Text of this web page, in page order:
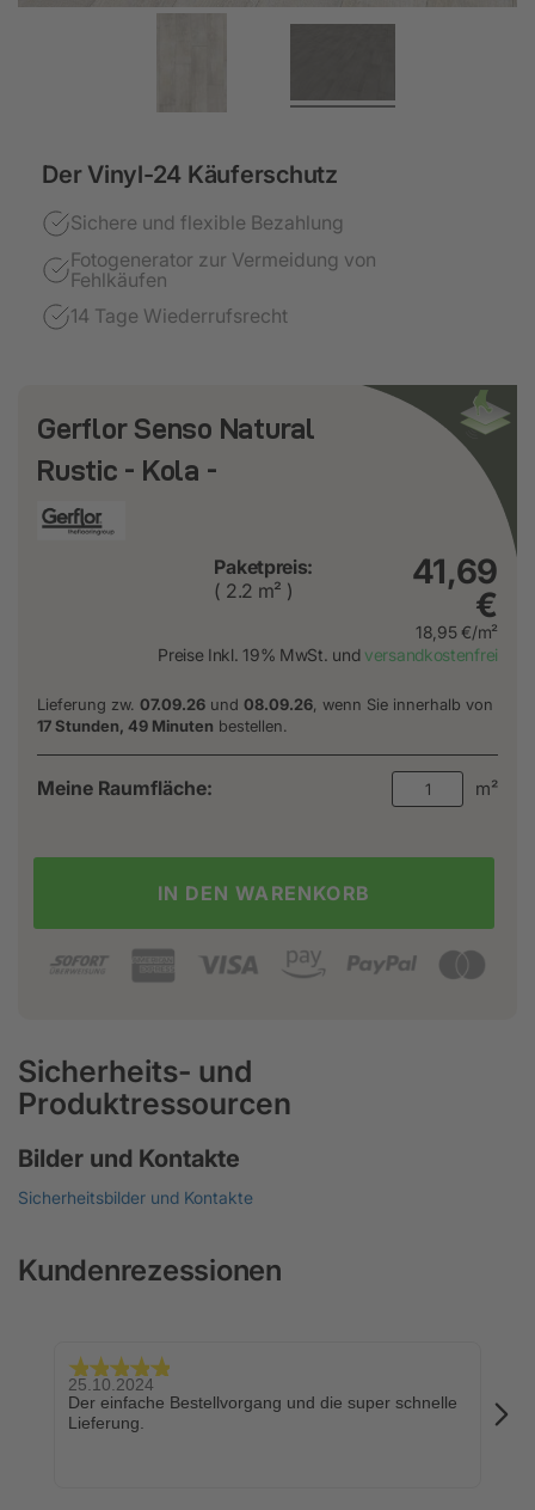
Der Vinyl-24 Käuferschutz
Sichere und flexible Bezahlung
Fotogenerator zur Vermeidung von
Fehlkäufen
14 Tage Wiederrufsrecht
Gerflor Senso Natural
Rustic - Kola -
41,69
€
18,95 €/m²
Paketpreis:
( 2.2 m² )
Preise Inkl. 19% MwSt. und versandkostenfrei
Lieferung zw. 07.09.26 und 08.09.26, wenn Sie innerhalb von
17 Stunden, 49 Minuten bestellen.
Meine Raumfläche: m²
IN DEN WARENKORB
Sicherheits- und
Produktressourcen
Bilder und Kontakte
Sicherheitsbilder und Kontakte
Kundenrezessionen
25.10.2024
Der einfache Bestellvorgang und die super schnelle
Lieferung.